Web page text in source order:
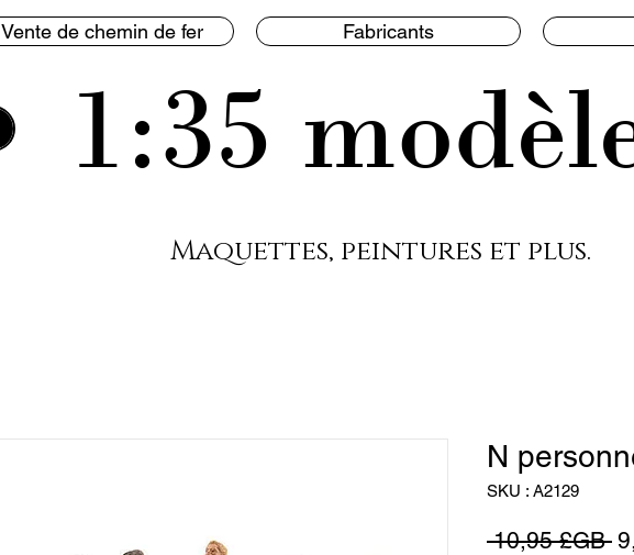
Vente de chemin de fer Fabricants
1:35
Maquettes, peintures et plus.
N
SKU : A2129
10,95 £GB